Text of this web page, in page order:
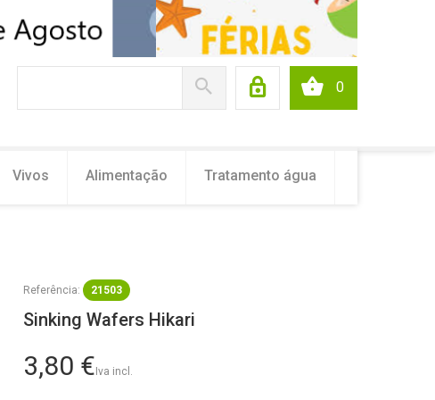
0
Vivos Alimentação Tratamento água
Referência: 21503
Sinking Wafers Hikari
3,80 €Iva incl.